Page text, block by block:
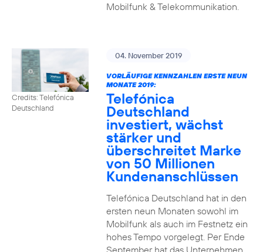
Mobilfunk & Telekommunikation.
Credits: Telefónica
Deutschland
04. November 2019
VORLÄUFIGE KENNZAHLEN ERSTE NEUN
MONATE 2019:
Telefónica
Deutschland
investiert, wächst
stärker und
überschreitet Marke
von 50 Millionen
Kundenanschlüssen
Telefónica Deutschland hat in den
ersten neun Monaten sowohl im
Mobilfunk als auch im Festnetz ein
hohes Tempo vorgelegt. Per Ende
September hat das Unternehmen